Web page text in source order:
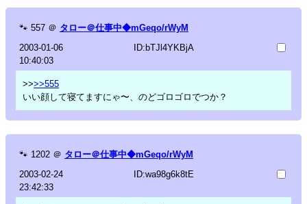
🐾 557 ＠ タロー＠仕事中◆mGeqo/rWyM
2003-01-06
10:40:03
ID:bTJl4YKBjA
>>>>555
いい顔して寝てますにゃ〜、のどゴロゴロでつか？
🐾 1202 ＠ タロー＠仕事中◆mGeqo/rWyM
2003-02-24
23:42:33
ID:wa98g6k8tE